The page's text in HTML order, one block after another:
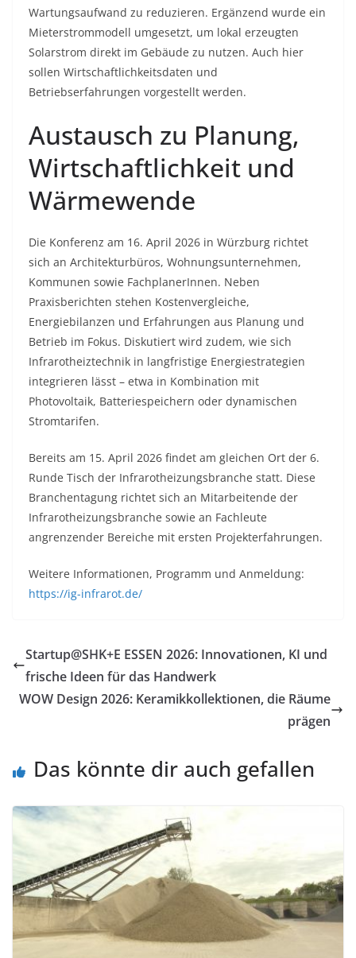
Wartungsaufwand zu reduzieren. Ergänzend wurde ein
Mieterstrommodell umgesetzt, um lokal erzeugten
Solarstrom direkt im Gebäude zu nutzen. Auch hier
sollen Wirtschaftlichkeitsdaten und
Betriebserfahrungen vorgestellt werden.
Austausch zu Planung,
Wirtschaftlichkeit und
Wärmewende
Die Konferenz am 16. April 2026 in Würzburg richtet
sich an Architekturbüros, Wohnungsunternehmen,
Kommunen sowie FachplanerInnen. Neben
Praxisberichten stehen Kostenvergleiche,
Energiebilanzen und Erfahrungen aus Planung und
Betrieb im Fokus. Diskutiert wird zudem, wie sich
Infrarotheiztechnik in langfristige Energiestrategien
integrieren lässt – etwa in Kombination mit
Photovoltaik, Batteriespeichern oder dynamischen
Stromtarifen.
Bereits am 15. April 2026 findet am gleichen Ort der 6.
Runde Tisch der Infrarotheizungsbranche statt. Diese
Branchentagung richtet sich an Mitarbeitende der
Infrarotheizungsbranche sowie an Fachleute
angrenzender Bereiche mit ersten Projekterfahrungen.
Weitere Informationen, Programm und Anmeldung:
https://ig-infrarot.de/
Startup@SHK+E ESSEN 2026: Innovationen, KI und
frische Ideen für das Handwerk
WOW Design 2026: Keramikkollektionen, die Räume
prägen
Das könnte dir auch gefallen